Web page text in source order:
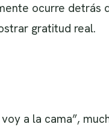
ocurre detrás
gratitud real.
a la cama”,